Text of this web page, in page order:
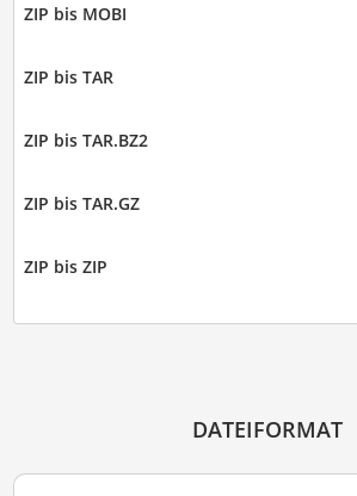
ZIP bis MOBI
ZIP bis TAR
ZIP bis TAR.BZ2
ZIP bis TAR.GZ
ZIP bis ZIP
DATEIFORMAT